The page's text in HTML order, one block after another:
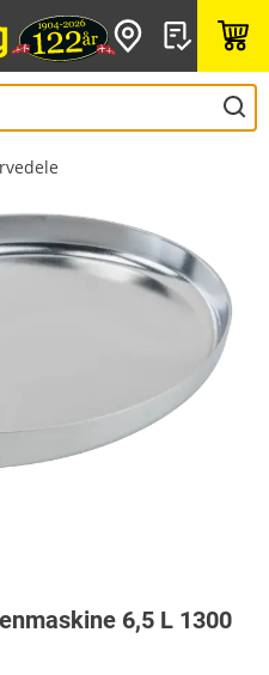
6,5 L 1300